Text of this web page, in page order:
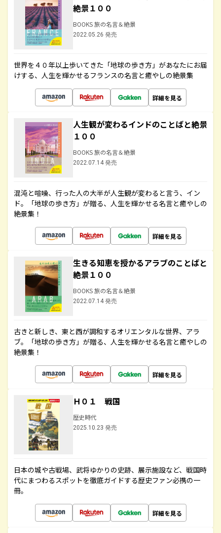
絶景１００
BOOKS 旅の名言＆絶景
2022.05.26 発売
世界を４０年以上歩いてきた「地球の歩き方」があなたにお届
けする、人生を輝かせるフランスの名言と癒やしの絶景集
詳細を見る
人生観が変わるインドのことばと絶景
１００
BOOKS 旅の名言＆絶景
2022.07.14 発売
混沌と喧噪、行った人の大半が人生観が変わると言う、イン
ド。「地球の歩き方」が贈る、人生を輝かせる名言と癒やしの
絶景集！
詳細を見る
生きる知恵を授かるアラブのことばと
絶景１００
BOOKS 旅の名言＆絶景
2022.07.14 発売
古きと新しき、東と西が調和するオリエンタルな世界、アラ
ブ。「地球の歩き方」が贈る、人生を輝かせる名言と癒やしの
絶景集！
詳細を見る
Ｈ０１ 戦国
歴史時代
2025.10.23 発売
日本の城や古戦場、武将ゆかりの史跡、展示施設など、戦国時
代にまつわるスポットを徹底ガイドする歴史ファン必携の一
冊。
詳細を見る